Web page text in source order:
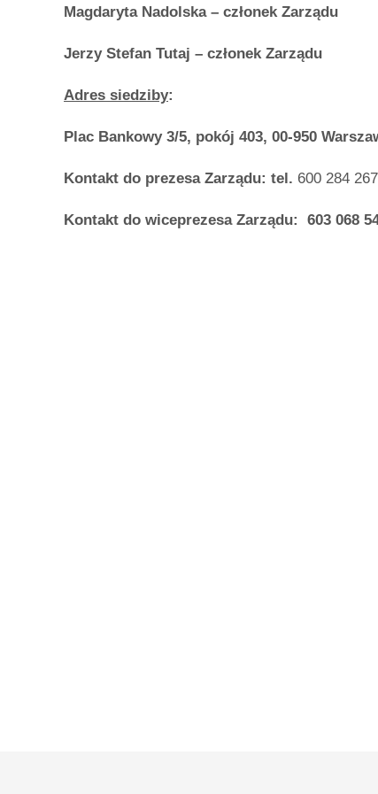
Magdaryta Nadolska – członek Zarządu
Jerzy Stefan Tutaj – członek Zarządu
Adres siedziby:
Plac Bankowy 3/5, pokój 403, 00-950
Kontakt do prezesa Zarządu: tel. 600 284 267
Kontakt do wiceprezesa Zarządu: 603 068